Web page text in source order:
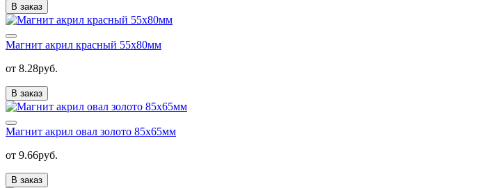
В заказ
Магнит акрил красный 55х80мм
от 8.28руб.
В заказ
Магнит акрил овал золото 85х65мм
от 9.66руб.
В заказ